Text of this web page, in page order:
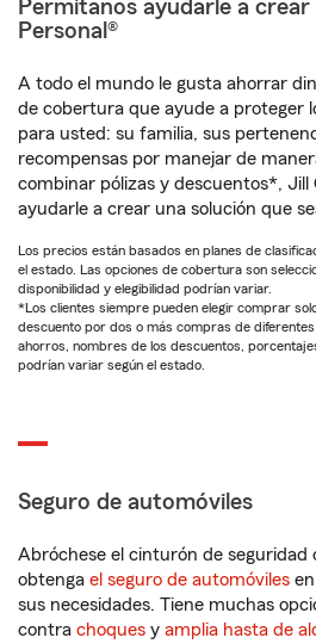
Permítanos ayudarle a crear
Personal®
A todo el mundo le gusta ahorrar
de cobertura que ayude a proteger
para usted: su familia, sus
recompensas por manejar de
combinar pólizas y descuentos*, Jill
ayudarle a crear una solución que
Los precios están basados en planes de
el estado. Las opciones de cobertura son
disponibilidad y elegibilidad podrían variar.
*Los clientes siempre pueden elegir comprar
descuento por dos o más compras de diferentes
ahorros, nombres de los descuentos,
podrían variar según el estado.
Seguro de automóviles
Abróchese el cinturón de seguridad
obtenga el seguro de automóviles
sus necesidades. Tiene muchas
contra choques y amplia hasta de